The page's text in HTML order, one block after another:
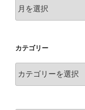
ー
ブ
カテゴリー
テ